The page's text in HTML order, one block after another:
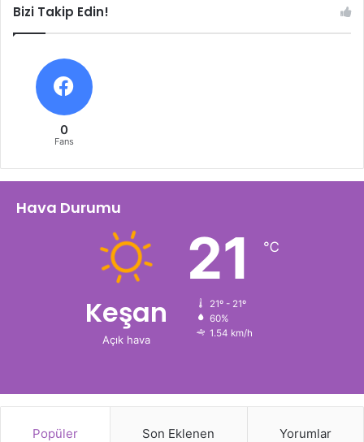
Bizi Takip Edin!
0
Fans
Hava Durumu
Keşan
Açık hava
21 ℃
21º - 21º
60%
1.54 km/h
Popüler Son Eklenen Yorumlar